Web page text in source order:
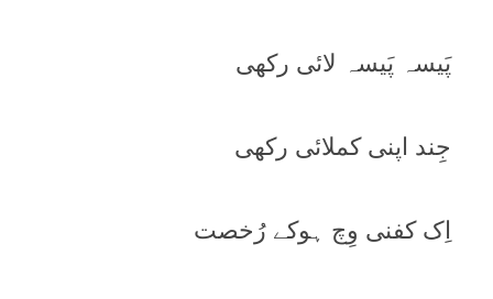
پَیسہ پَیسہ لائی رکھی
جِند اپنی کملائی رکھی
اِک کفنی وِچ ہوکے رُخصت